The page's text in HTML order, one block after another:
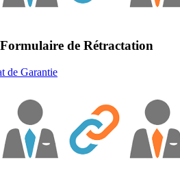
Formulaire de Rétractation
de Garantie